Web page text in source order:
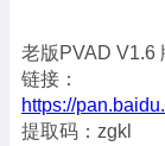
老版PVAD V1.6
链接：
https://
提取码：zgkl